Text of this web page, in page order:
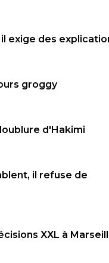
exige des
groggy
d'Hakimi
il refuse de
XXL à